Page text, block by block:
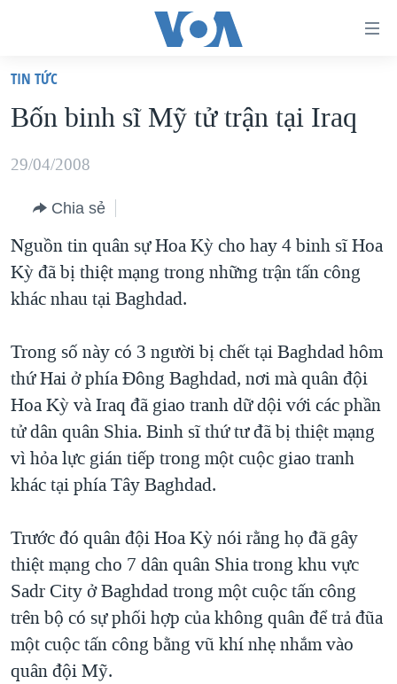
truy
cập
Tới
dung
chính
Tới
điều
chính
Đi
tới
"Tìm"
VIỆT NAM
HOA KỲ
BLOG
DIỄN ĐÀN
TỰ DO BÁO CHÍ
VẠCH TRẦN TIN GIẢ
NGƯỜI VIỆT HẢI NGOẠI
KINH TẾ
SỨC KHOẺ
VĂN HOÁ
GIÁO DỤC
CHUYÊN ĐỀ
CHIẾN TRANH THƯƠNG MẠI CỦA MỸ: QUÁ KHỨ VÀ HIỆN
TẠI
HÀNH TRÌNH BẦU CỬ 2024
MỘT NĂM CHIẾN TRANH TẠI DẢI GAZA
GIẢI MÃ VÀNH ĐAI & CON ĐƯỜNG
NGÀY TỊ NẠN THẾ GIỚI
TRỊNH VĨNH BÌNH - NGƯỜI HẠ 'BÊN THẮNG CUỘC'
GROUND ZERO – XƯA VÀ NAY
CHI PHÍ CHIẾN TRANH AFGHANISTAN
CÁC GIÁ TRỊ CỘNG HÒA Ở VIỆT NAM
HỌC TIẾNG ANH
VIDEO
NGHE
MẠNG XÃ HỘI
Ngôn ngữ khác
TIN TỨC
Bốn binh sĩ Mỹ tử trận tại Iraq
29/04/2008
Chia sẻ
Nguồn tin quân sự Hoa Kỳ cho hay 4 binh sĩ Hoa
Kỳ đã bị thiệt mạng trong những trận tấn công
khác nhau tại Baghdad.
Trong số này có 3 người bị chết tại Baghdad hôm
thứ Hai ở phía Đông Baghdad, nơi mà quân đội
Hoa Kỳ và Iraq đã giao tranh dữ dội với các phần
tử dân quân Shia. Binh sĩ thứ tư đã bị thiệt mạng
vì hỏa lực gián tiếp trong một cuộc giao tranh
khác tại phía Tây Baghdad.
Trước đó quân đội Hoa Kỳ nói rằng họ đã gây
thiệt mạng cho 7 dân quân Shia trong khu vực
Sadr City ở Baghdad trong một cuộc tấn công
trên bộ có sự phối hợp của không quân để trả đũa
một cuộc tấn công bằng vũ khí nhẹ nhắm vào
quân đội Mỹ.